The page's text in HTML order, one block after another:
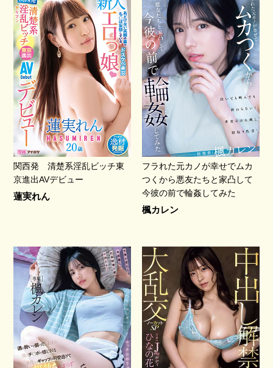
関西発 清楚系淫乱ビッチ東
京進出AVデビュー
蓮実れん
フラれた元カノが幸せでムカ
つくから悪友たちと家凸して
今彼の前で輪姦してみた
楓カレン